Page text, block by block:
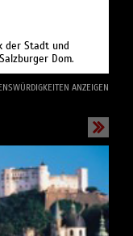
der Stadt und
Dom.
ANZEIGEN